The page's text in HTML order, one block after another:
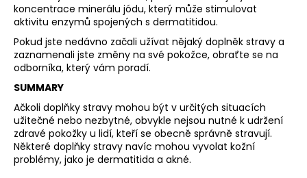
koncentrace minerálu jódu, který může stimulovat
aktivitu enzymů spojených s dermatitidou.
Pokud jste nedávno začali užívat nějaký doplněk stravy a
zaznamenali jste změny na své pokožce, obraťte se na
odborníka, který vám poradí.
SUMMARY
Ačkoli doplňky stravy mohou být v určitých situacích
užitečné nebo nezbytné, obvykle nejsou nutné k udržení
zdravé pokožky u lidí, kteří se obecně správně stravují.
Některé doplňky stravy navíc mohou vyvolat kožní
problémy, jako je dermatitida a akné.